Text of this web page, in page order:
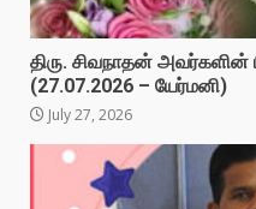
திரு. சிவநாதன் அவர்களின்
(27.07.2026 – யேர்மனி)
July 27, 2026